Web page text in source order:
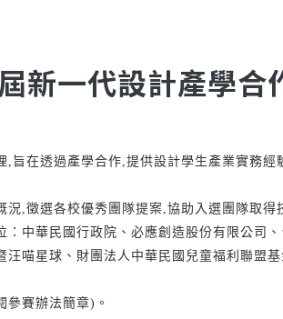
新一代設計產學合
,旨在透過產學合作,提供設計學生產業實務
況,徵選各校優秀團隊提案,協助入選團隊取
：中華民國行政院、必應創造股份有限公司
汪喵星球、財團法人中華民國兒童福利聯盟
參賽辦法簡章)。